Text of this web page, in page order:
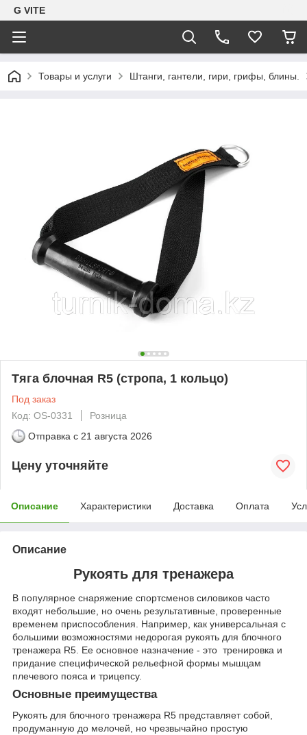
G VITE
Товары и услуги Штанги, гантели, гири, грифы, блины.
Тяга блочная R5 (стропа, 1 кольцо)
Под заказ
Код: OS-0331
Розница
Отправка с 21 августа 2026
Цену уточняйте
Описание Характеристики Доставка Оплата
Описание
Рукоять для тренажера
В популярное снаряжение спортсменов силовиков часто
входят небольшие, но очень результативные, проверенные
временем приспособления. Например, как универсальная с
большими возможностями недорогая рукоять для блочного
тренажера R5. Ее основное назначение - это тренировка и
придание специфической рельефной формы мышцам
плечевого пояса и трицепсу.
Основные преимущества
Рукоять для блочного тренажера R5 представляет собой,
продуманную до мелочей, но чрезвычайно простую